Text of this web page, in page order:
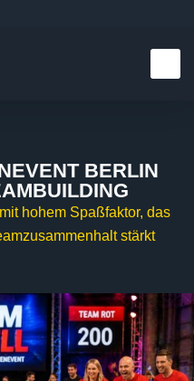
BERLIN
hohem Spaßfaktor, das
stärkt